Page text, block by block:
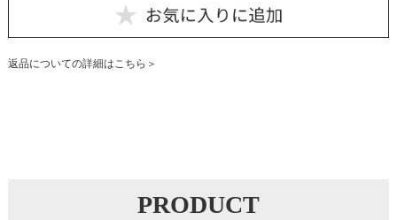
返品についての詳細はこちら
PRODUCT